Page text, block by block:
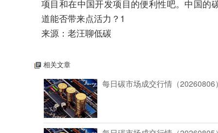
项目和在中国开发项目的便利性吧。 中国的
道能否带来点活力？1
来源：老汪聊低碳
相关文章
每日碳市场成交行情（20260806